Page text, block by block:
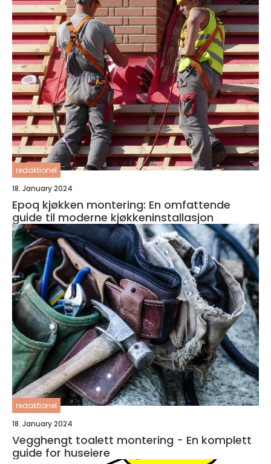
redaktionel
18. January 2024
Epoq kjøkken montering: En omfattende
guide til moderne kjøkkeninstallasjon
redaktionel
18. January 2024
Vegghengt toalett montering - En komplett
guide for huseiere